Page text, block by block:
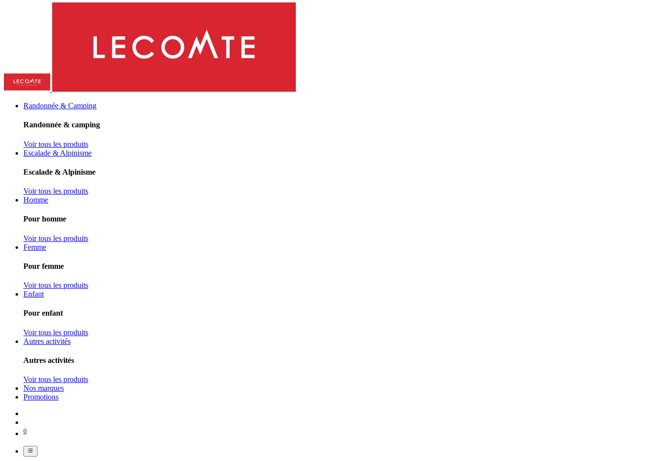
Randonnée & Camping
Randonnée & camping
Voir tous les produits
Escalade & Alpinisme
Escalade & Alpinisme
Voir tous les produits
Homme
Pour homme
Voir tous les produits
Femme
Pour femme
Voir tous les produits
Enfant
Pour enfant
Voir tous les produits
Autres activités
Autres activités
Voir tous les produits
Nos marques
Promotions
0